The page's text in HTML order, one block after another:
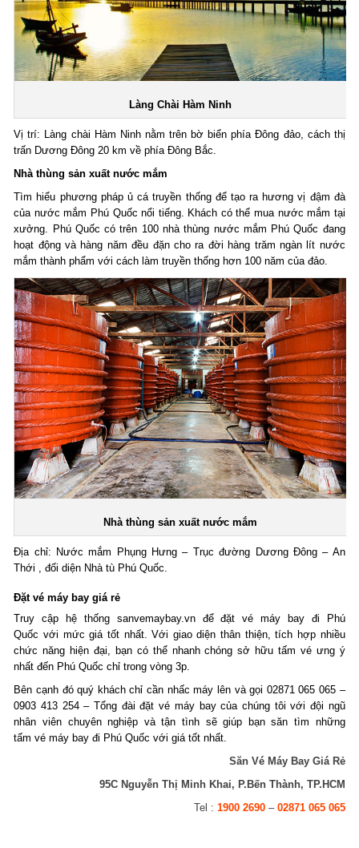
Làng Chài Hàm Ninh
Vị trí: Làng chài Hàm Ninh nằm trên bờ biển phía Ðông đảo, cách thị
trấn Dương Đông 20 km về phía Đông Bắc.
Nhà thùng sản xuất nước mắm
Tìm hiểu phương pháp ủ cá truyền thống để tạo ra hương vị đậm đà
của nước mắm Phú Quốc nổi tiếng. Khách có thể mua nước mắm tại
xưởng. Phú Quốc có trên 100 nhà thùng nước mắm Phú Quốc đang
hoạt động và hàng năm đều đặn cho ra đời hàng trăm ngàn lít nước
mắm thành phẩm với cách làm truyền thống hơn 100 năm của đảo.
Nhà thùng sản xuất nước mắm
Địa chỉ: Nước mắm Phụng Hưng – Trục đường Dương Đông – An
Thới , đối diện Nhà tù Phú Quốc.
Đặtvé máy bay giá rẻ
Truy cập hệ thống sanvemaybay.vn để đặt vé máy bay đi Phú
Quốc với mức giá tốt nhất. Với giao diện thân thiện, tích hợp nhiều
chức năng hiện đại, bạn có thể nhanh chóng sở hữu tấm vé ưng ý
nhất đến Phú Quốc chỉ trong vòng 3p.
Bên cạnh đó quý khách chỉ cần nhấc máy lên và gọi 02871 065 065 –
0903 413 254 – Tổng đài đặt vé máy bay của chúng tôi với đội ngũ
nhân viên chuyên nghiệp và tận tình sẽ giúp bạn săn tìm những
tấm vé máy bay đi Phú Quốc với giá tốt nhất.
Săn Vé Máy Bay Giá Rẻ
95C Nguyễn Thị Minh Khai, P.Bến Thành, TP.HCM
Tel : 1900 2690– 02871 065 065